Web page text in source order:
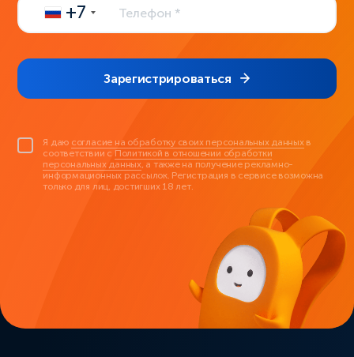
+7
Зарегистрироваться
Я даю согласие на обработку своих персональных данныхв
соответствии с Политикой в отношении обработки
персональных данных, а также на получение рекламно-
информационных рассылок. Регистрация в сервисе возможна
только для лиц, достигших 18 лет.